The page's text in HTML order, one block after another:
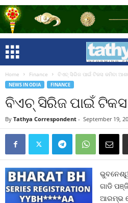
Home Finance ବିଏଚ୍‍ ସିରିଜ ପାଇଁ ଟିକସ କମିବା
NEWS IN ODIA FINANCE
ବିଏଚ୍‍ ସିରିଜ ପାଇଁ
By Tathya Correspondent - September 19,
ଗାଡି
ଆରମ୍ଭ